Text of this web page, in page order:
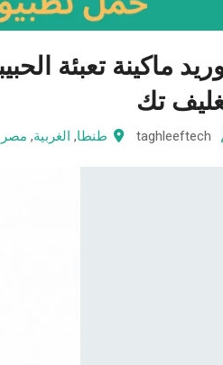
ماكينة تعبئة
تك
طنطا, الغربية, مصر